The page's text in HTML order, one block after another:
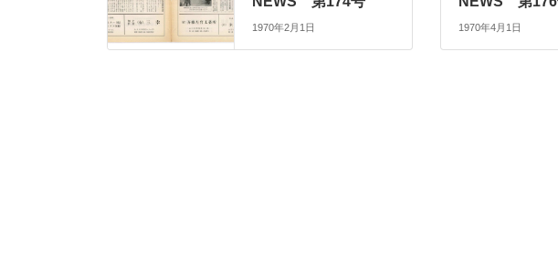
1970年2月1日 1970年4月1日